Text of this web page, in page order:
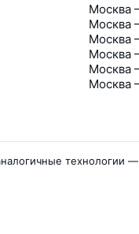
Москва
Москва
Москва
Москва
Москва
Москва
технологии —